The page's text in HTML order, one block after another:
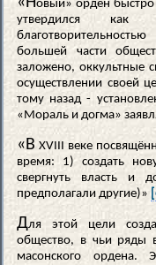
овый» орден быстро
утвердился как
большей части
заложено, оккультные
осуществлении своей
тому назад -
«Мораль и догма»
«В XVIII веке
время: 1) создать
свергнуть власть и
предполагали другие)»
Для этой цели
общество, в чьи ряды
масонского ордена.